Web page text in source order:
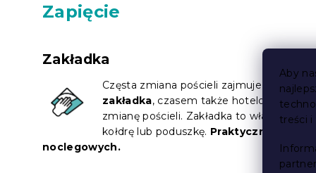
Aby
treści
Zapięcie
Zakładka
Częsta zmiana pościeli zajmuje dużo
zakładka, czasem także hotelową
zmianę pościeli. Zakładka to właściwie
kołdrę lub poduszkę. Praktyczne i
noclegowych.